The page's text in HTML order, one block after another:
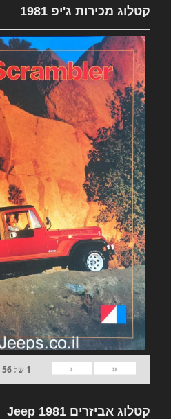
קטלוג מכירות ג'יפ 1981
«
‹
1 של56
קטלוג אביזרים 1981 Jeep